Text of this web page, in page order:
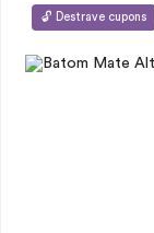
🔓 Destrave cupons